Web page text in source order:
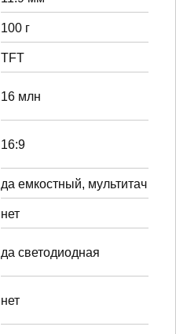
100 г
TFT
16 млн
16:9
да емкостный, мультитач
нет
да светодиодная
нет